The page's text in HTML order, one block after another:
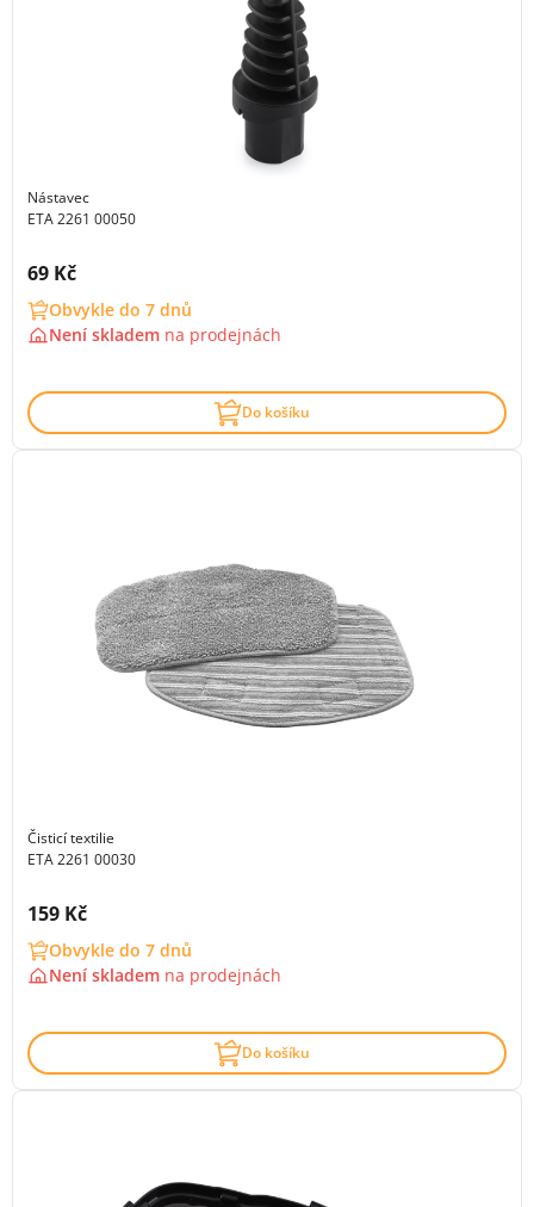
Nástavec
ETA 2261 00050
Cena s DPH:
69 Kč
Obvykle do 7 dnů
Není skladem na prodejnách
Do košíku
Čisticí textilie
ETA 2261 00030
Cena s DPH:
159 Kč
Obvykle do 7 dnů
Není skladem na prodejnách
Do košíku